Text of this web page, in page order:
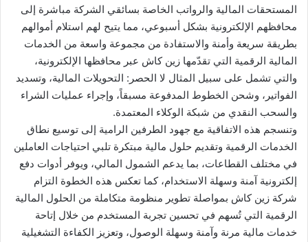
المستحقات المالية والرواتب الخاصة بسائقي الشركة مباشرة إلى
محافظهم الإلكترونية بشكل أسبوعي، مما يتيح لهم استلام أموالهم
بطريقة سريعة وأمنة والاستفادة من مجموعة واسعة من الخدمات
المالية الرقمية التي تقدّمها زين كاش عبر محافظها الإلكترونية،
والتي تشمل على سبيل المثال لا الحصر: التحويلات المالية، وتسديد
الفواتير، وشحن الخطوط المدفوعة مسبقاً، وإجراء عمليات الشراء
والسحب النقدي من شبكة الوكلاء المعتمدة.
وتنسجم هذه الاتفاقية مع جهود الطرفين الرامية إلى توسيع نطاق
الخدمات الرقمية وتقديم حلول مالية مبتكرة تلبي احتياجات العاملين
في مختلف القطاعات، بما يدعم الشمول المالي، ويوفر أدوات دفع
إلكترونية آمنة وسهلة الاستخدام، كما تعكس هذه الخطوة التزام
شركة زين كاش بمواصلة تطوير منظومة متكاملة من الحلول المالية
الرقمية التي تُسهم في تحسين تجربة المستخدم من خلال إتاحة
خدمات مالية مرنة وآمنة وسهلة الوصول، وتعزيز الكفاءة التشغيلية